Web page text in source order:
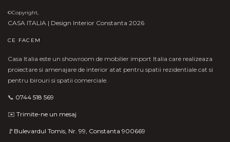
©Copyright,
CASA ITALIA | Design Interior Constanta 2026
CE FACEM
Casa Italia este un showroom de mobilier import Italia care realizeaza
proiectare si amenajare de interior atat pentru spatii rezidentiale cat si
pentru birouri si spatii comerciale.
📞 0744 518 569
✉️ Trimite-ne un mesaj
🚩Bulevardul Tomis, Nr. 99, Constanta 900669